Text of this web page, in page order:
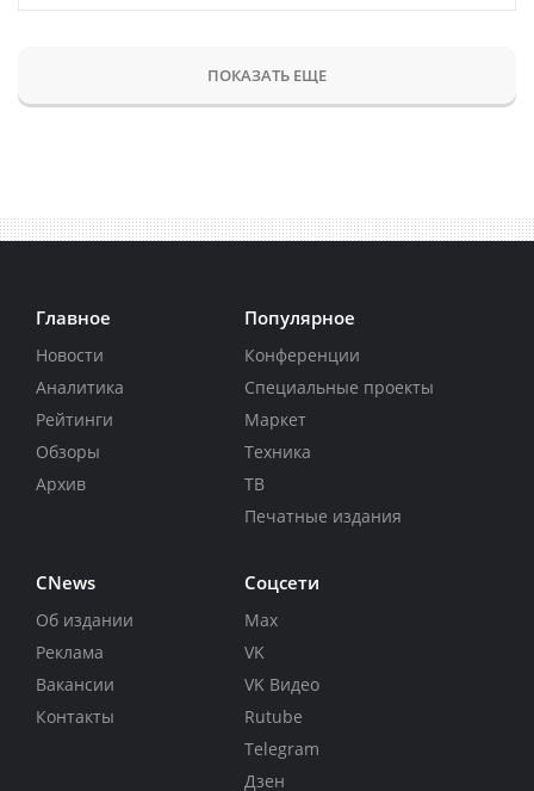
ПОКАЗАТЬ ЕЩЕ
Главное
Новости
Аналитика
Рейтинги
Обзоры
Архив
Популярное
Конференции
Специальные проекты
Маркет
Техника
ТВ
Печатные издания
CNews
Об издании
Реклама
Вакансии
Контакты
Соцсети
Max
VK
VK Видео
Rutube
Telegram
Дзен